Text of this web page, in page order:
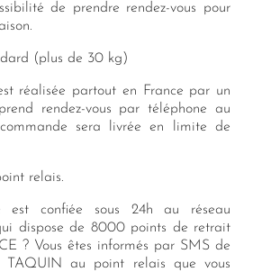
de prendre rendez-vous pour
(plus de 30 kg)
réalisée partout en France par un
rendez-vous par téléphone au
sera livrée en limite de
relais.
est confiée sous 24h au réseau
dispose de 8000 points de retrait
? Vous êtes informés par SMS de
TAQUIN au point relais que vous